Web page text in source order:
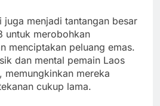
juga menjadi tantangan besar
untuk merobohkan
menciptakan peluang emas.
dan mental pemain Laos
mereka
cukup lama.